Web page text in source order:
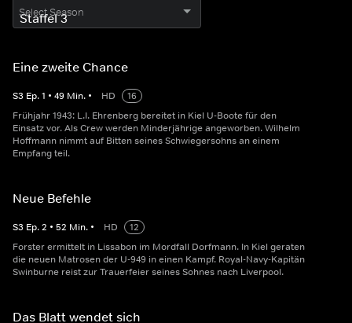
Select Season
Eine zweite Chance
S3 Ep.1 • 49 Min. • HD
16
Frühjahr 1943: L.I. Ehrenberg bereitet in Kiel U-Boote für den
Einsatz vor. Als Crew werden Minderjährige angeworben. Wilhelm
Hoffmann nimmt auf Bitten seines Schwiegersohns an einem
Empfang teil.
Neue Befehle
S3 Ep.2 • 52 Min. • HD
12
Forster ermittelt in Lissabon im Mordfall Dorfmann. In Kiel geraten
die neuen Matrosen der U-949 in einen Kampf. Royal-Navy-Kapitän
Swinburne reist zur Trauerfeier seines Sohnes nach Liverpool.
Das Blatt wendet sich